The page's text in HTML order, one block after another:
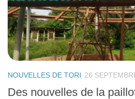
NOUVELLES DE TORI 26
Des nouvelles de la